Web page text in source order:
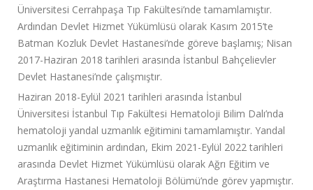
Üniversitesi Cerrahpaşa Tıp Fakültesi’nde tamamlamıştır.
Ardından Devlet Hizmet Yükümlüsü olarak Kasım 2015’te
Batman Kozluk Devlet Hastanesi’nde göreve başlamış; Nisan
2017-Haziran 2018 tarihleri arasında İstanbul Bahçelievler
Devlet Hastanesi’nde çalışmıştır.
Haziran 2018-Eylül 2021 tarihleri arasında İstanbul
Üniversitesi İstanbul Tıp Fakültesi Hematoloji Bilim Dalı’nda
hematoloji yandal uzmanlık eğitimini tamamlamıştır. Yandal
uzmanlık eğitiminin ardından, Ekim 2021-Eylül 2022 tarihleri
arasında Devlet Hizmet Yükümlüsü olarak Ağrı Eğitim ve
Araştırma Hastanesi Hematoloji Bölümü’nde görev yapmıştır.